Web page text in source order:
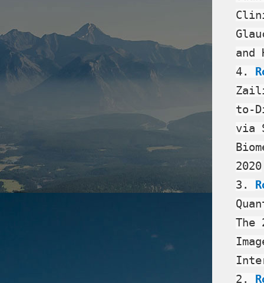
and
4.
to-
via
2020
3.
The
2.